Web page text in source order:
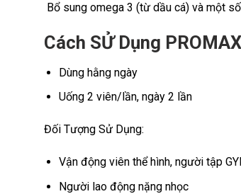
Bổ sung omega 3 (từ dầu cá) và một
Cách SỬ Dụng PROMAX
Dùng hằng ngày
Uống 2 viên/lần, ngày 2 lần
Đối Tượng Sử Dụng:
Vận động viên thể hình, người tập
Người lao động nặng nhọc